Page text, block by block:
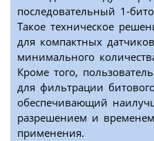
последовательный 1-
Такое техническое
для компактных
минимального
Кроме того,
для фильтрации
обеспечивающий
разрешением и
применения.